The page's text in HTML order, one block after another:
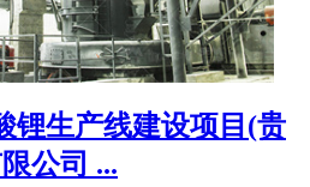
锂生产线建设项目(贵
公司 ...